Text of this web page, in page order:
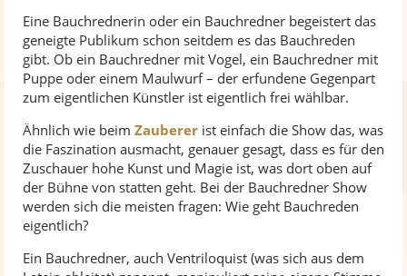
Eine Bauchrednerin oder ein Bauchredner begeistert das
geneigte Publikum schon seitdem es das Bauchreden
gibt. Ob ein Bauchredner mit Vogel, ein Bauchredner mit
Puppe oder einem Maulwurf – der erfundene Gegenpart
zum eigentlichen Künstler ist eigentlich frei wählbar.
Ähnlich wie beim Zauberer ist einfach die Show das, was
die Faszination ausmacht, genauer gesagt, dass es für den
Zuschauer hohe Kunst und Magie ist, was dort oben auf
der Bühne von statten geht. Bei der Bauchredner Show
werden sich die meisten fragen: Wie geht Bauchreden
eigentlich?
Ein Bauchredner, auch Ventriloquist (was sich aus dem